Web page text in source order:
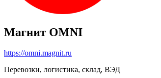
Магнит OMNI
https://omni.magnit.ru
Перевозки, логистика, склад, ВЭД